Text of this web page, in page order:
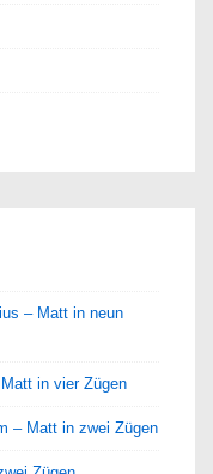
– Matt in neun
in vier Zügen
– Matt in zwei Zügen